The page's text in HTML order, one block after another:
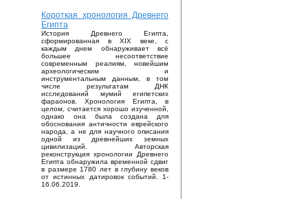
Короткая хронология Древнего
Египта
История Древнего Египта,
сформированная в XIX веке, с
каждым днем обнаруживает всё
большее несоответствие
современным реалиям, новейшим
археологическим и
инструментальным данным, в том
числе результатам ДНК
исследований мумий египетских
фараонов. Хронология Египта, в
целом, считается хорошо изученной,
однако она была создана для
обоснования античности еврейского
народа, а не для научного описания
одной из древнейших земных
цивилизаций. Авторская
реконструкция хронологии Древнего
Египта обнаружила временной сдвиг
в размере 1780 лет в глубину веков
от истинных датировок событий. 1-
16.06.2019.